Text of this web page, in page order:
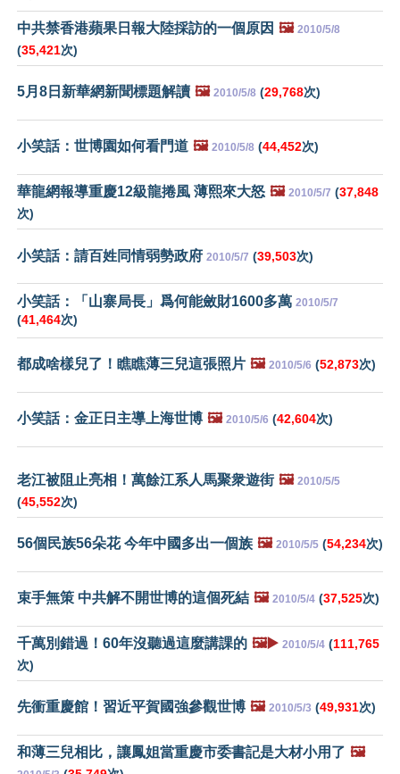
中共禁香港蘋果日報大陸採訪的一個原因 🖼️ 2010/5/8
(35,421次)
5月8日新華網新聞標題解讀 🖼️ 2010/5/8 (29,768次)
小笑話：世博園如何看門道 🖼️ 2010/5/8 (44,452次)
華龍網報導重慶12級龍捲風 薄熙來大怒 🖼️ 2010/5/7 (37,848
次)
小笑話：請百姓同情弱勢政府 2010/5/7 (39,503次)
小笑話：「山寨局長」爲何能斂財1600多萬 2010/5/7
(41,464次)
都成啥樣兒了！瞧瞧薄三兒這張照片 🖼️ 2010/5/6 (52,873次)
小笑話：金正日主導上海世博 🖼️ 2010/5/6 (42,604次)
老江被阻止亮相！萬餘江系人馬聚衆遊街 🖼️ 2010/5/5
(45,552次)
56個民族56朵花 今年中國多出一個族 🖼️ 2010/5/5 (54,234次)
束手無策 中共解不開世博的這個死結 🖼️ 2010/5/4 (37,525次)
千萬別錯過！60年沒聽過這麼講課的 🖼️▶️ 2010/5/4 (111,765
次)
先衝重慶館！習近平賀國強參觀世博 🖼️ 2010/5/3 (49,931次)
和薄三兒相比，讓鳳姐當重慶市委書記是大材小用了 🖼️